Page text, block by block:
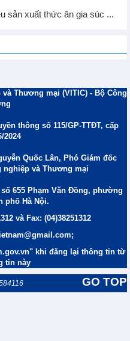
sản xuất thức ăn gia súc ...
Thương mại (VITIC) - Bộ Công
thông số 115/GP-TTĐT, cấp
2024
Quốc Lân, Phó Giám đốc
nghiệp và Thương mại
655 Phạm Văn Đồng, phường
phố Hà Nội.
và Fax: (04)38251312
khi đăng lại thông tin từ
tin này
GO TOP